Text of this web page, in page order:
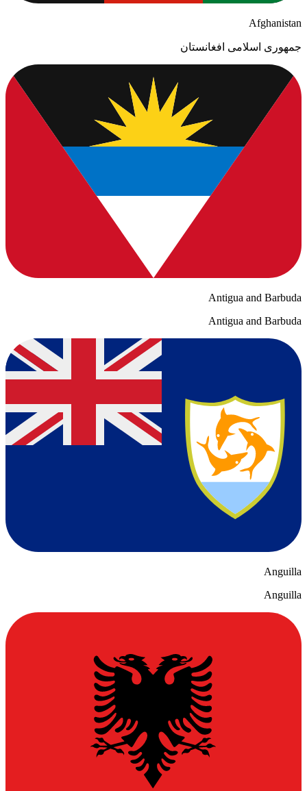
Afghanistan
جمهوری اسلامی افغانستان
Antigua and Barbuda
Antigua and Barbuda
Anguilla
Anguilla